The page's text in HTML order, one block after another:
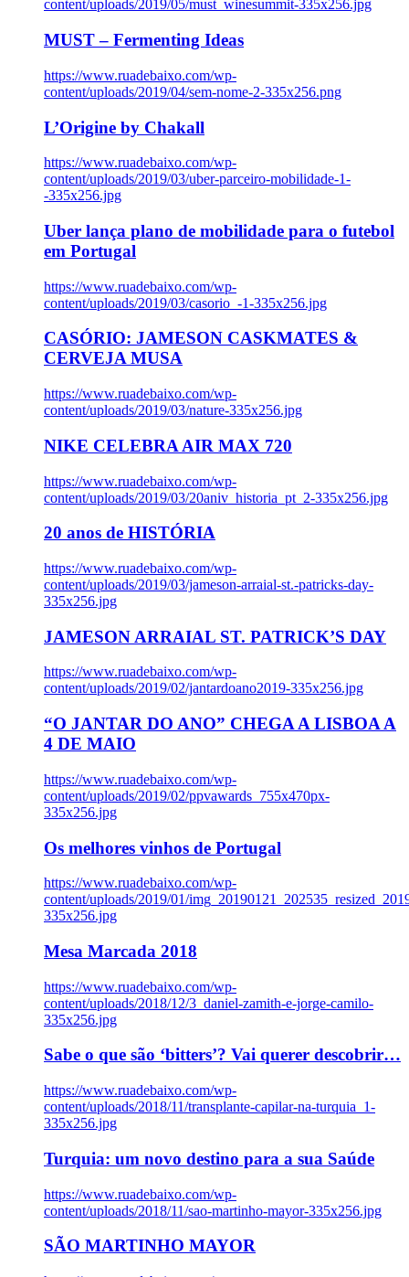
content/uploads/2019/05/must_winesummit-335x256.jpg
MUST – Fermenting Ideas
https://www.ruadebaixo.com/wp-
content/uploads/2019/04/sem-nome-2-335x256.png
L’Origine by Chakall
https://www.ruadebaixo.com/wp-
content/uploads/2019/03/uber-parceiro-mobilidade-1-
-335x256.jpg
Uber lança plano de mobilidade para o futebol
em Portugal
https://www.ruadebaixo.com/wp-
content/uploads/2019/03/casorio_-1-335x256.jpg
CASÓRIO: JAMESON CASKMATES &
CERVEJA MUSA
https://www.ruadebaixo.com/wp-
content/uploads/2019/03/nature-335x256.jpg
NIKE CELEBRA AIR MAX 720
https://www.ruadebaixo.com/wp-
content/uploads/2019/03/20aniv_historia_pt_2-335x256.jpg
20 anos de HISTÓRIA
https://www.ruadebaixo.com/wp-
content/uploads/2019/03/jameson-arraial-st.-patricks-day-
335x256.jpg
JAMESON ARRAIAL ST. PATRICK’S DAY
https://www.ruadebaixo.com/wp-
content/uploads/2019/02/jantardoano2019-335x256.jpg
“O JANTAR DO ANO” CHEGA A LISBOA A
4 DE MAIO
https://www.ruadebaixo.com/wp-
content/uploads/2019/02/ppvawards_755x470px-
335x256.jpg
Os melhores vinhos de Portugal
https://www.ruadebaixo.com/wp-
content/uploads/2019/01/
335x256.jpg
Mesa Marcada 2018
https://www.ruadebaixo.com/wp-
content/uploads/2018/12/3_daniel-zamith-e-jorge-camilo-
335x256.jpg
Sabe o que são ‘bitters’? Vai querer descobrir…
https://www.ruadebaixo.com/wp-
content/uploads/2018/11/transplante-capilar-na-turquia_1-
335x256.jpg
Turquia: um novo destino para a sua Saúde
https://www.ruadebaixo.com/wp-
content/uploads/2018/11/sao-martinho-mayor-335x256.jpg
SÃO MARTINHO MAYOR